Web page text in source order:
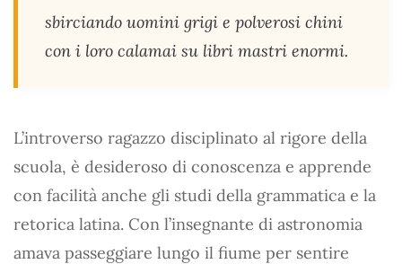
sbirciando uomini grigi e polverosi chini
con i loro calamai su libri mastri enormi.
L’introverso ragazzo disciplinato al rigore della
scuola, è desideroso di conoscenza e apprende
con facilità anche gli studi della grammatica e la
retorica latina. Con l’insegnante di astronomia
amava passeggiare lungo il fiume per sentire